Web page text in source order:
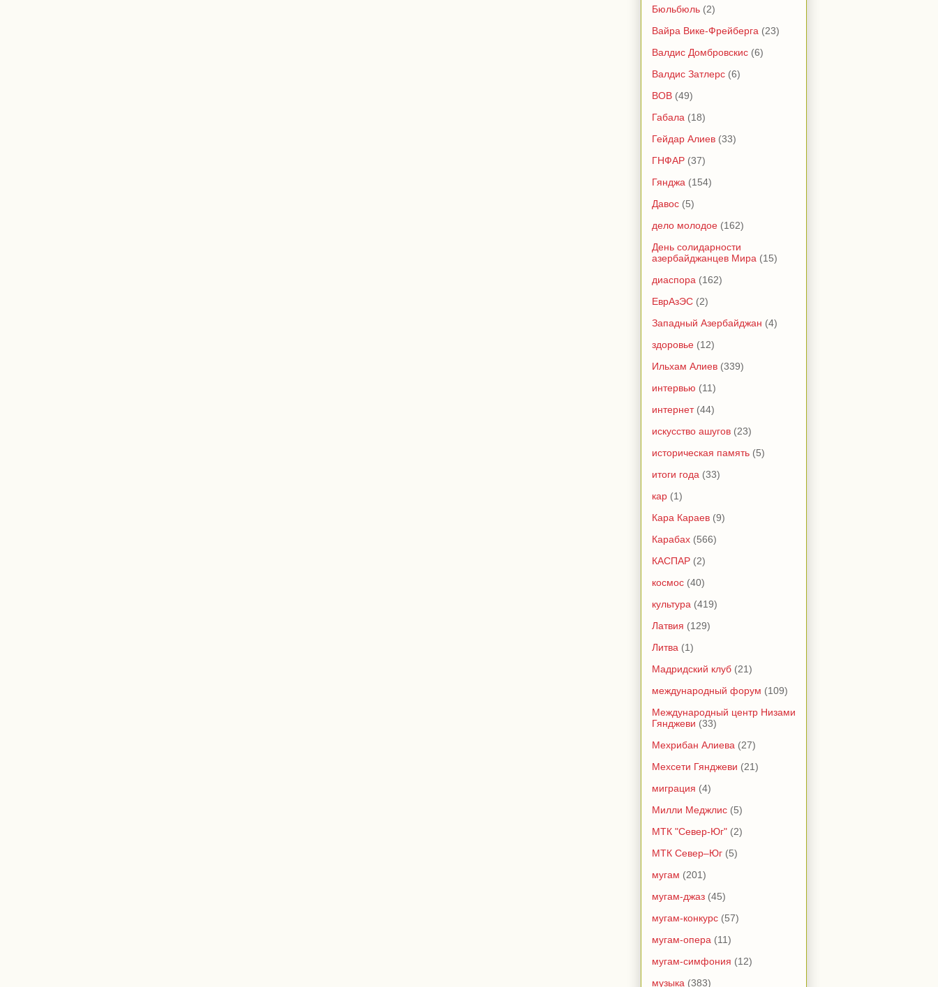
Бюльбюль (2)
Вайра Вике-Фрейберга (23)
Валдис Домбровскис (6)
Валдис Затлерс (6)
ВОВ (49)
Габала (18)
Гейдар Алиев (33)
ГНФАР (37)
Гянджа (154)
Давос (5)
дело молодое (162)
День солидарности
азербайджанцев Мира (15)
диаспора (162)
ЕврАзЭС (2)
Западный Азербайджан (4)
здоровье (12)
Ильхам Алиев (339)
интервью (11)
интернет (44)
искусство ашугов (23)
историческая память (5)
итоги года (33)
кар (1)
Кара Караев (9)
Карабах (566)
КАСПАР (2)
космос (40)
культура (419)
Латвия (129)
Литва (1)
Мадридский клуб (21)
международный форум (109)
Международный центр Низами
Гянджеви (33)
Мехрибан Алиева (27)
Мехсети Гянджеви (21)
миграция (4)
Милли Меджлис (5)
МТК "Север-Юг" (2)
МТК Север–Юг (5)
мугам (201)
мугам-джаз (45)
мугам-конкурс (57)
мугам-опера (11)
мугам-симфония (12)
музыка (383)